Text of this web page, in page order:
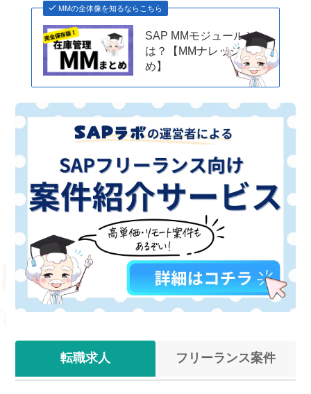
MMの全体像を知るならこちら
SAP MMモジュールと
は？【MMナレッジまと
め】
転職求人 フリーランス案件